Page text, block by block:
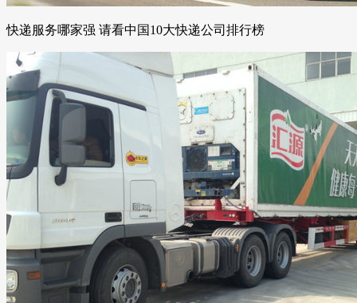
快递服务哪家强 请看中国10大快递公司排行榜